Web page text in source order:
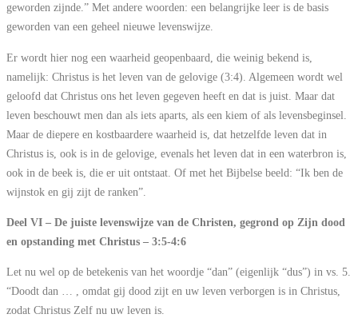
geworden zijnde.” Met andere woorden: een belangrijke leer is de basis
geworden van een geheel nieuwe levenswijze.
Er wordt hier nog een waarheid geopenbaard, die weinig bekend is,
namelijk: Christus is het leven van de gelovige (3:4). Algemeen wordt wel
geloofd dat Christus ons het leven gegeven heeft en dat is juist. Maar dat
leven beschouwt men dan als iets aparts, als een kiem of als levensbeginsel.
Maar de diepere en kostbaardere waarheid is, dat hetzelfde leven dat in
Christus is, ook is in de gelovige, evenals het leven dat in een waterbron is,
ook in de beek is, die er uit ontstaat. Of met het Bijbelse beeld: “Ik ben de
wijnstok en gij zijt de ranken”.
Deel VI – De juiste levenswijze van de Christen, gegrond op Zijn dood
en opstanding met Christus – 3:5-4:6
Let nu wel op de betekenis van het woordje “dan” (eigenlijk “dus”) in vs. 5.
“Doodt dan … , omdat gij dood zijt en uw leven verborgen is in Christus,
zodat Christus Zelf nu uw leven is.